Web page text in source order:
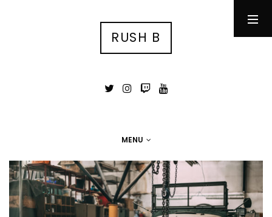
RUSH B
MENU
Photographie
Tests
Jeux Vidéo